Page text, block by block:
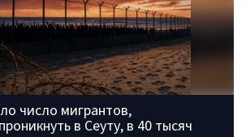
число мигрантов,
в Сеуту, в 40 тысяч